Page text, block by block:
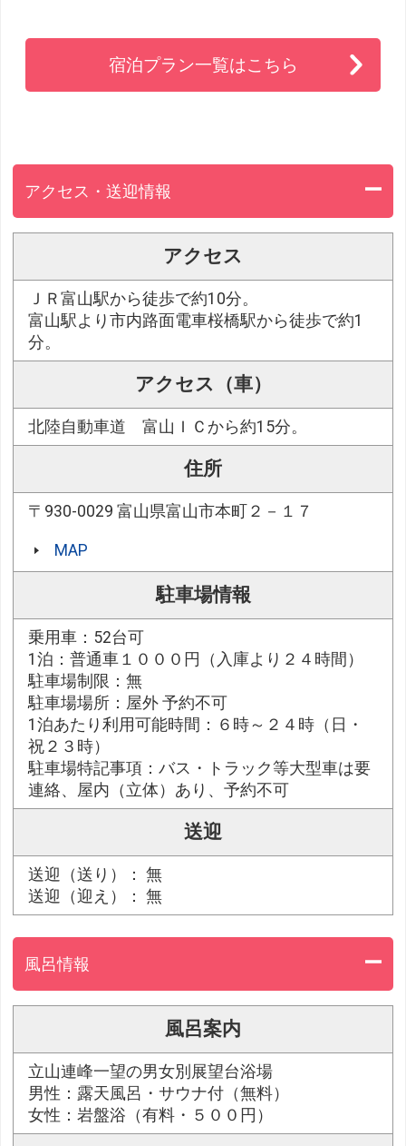
宿泊プラン一覧はこちら
アクセス・送迎情報
アクセス
ＪＲ富山駅から徒歩で約10分。
富山駅より市内路面電車桜橋駅から徒歩で約1
分。
アクセス（車）
北陸自動車道 富山ＩＣから約15分。
住所
〒930-0029 富山県富山市本町２－１７
MAP
駐車場情報
乗用車：52台可
1泊：普通車１０００円（入庫より２４時間）
駐車場制限：無
駐車場場所：屋外 予約不可
1泊あたり利用可能時間：６時～２４時（日・
祝２３時）
駐車場特記事項：バス・トラック等大型車は要
連絡、屋内（立体）あり、予約不可
送迎
送迎（送り）： 無
送迎（迎え）： 無
風呂情報
風呂案内
立山連峰一望の男女別展望台浴場
男性：露天風呂・サウナ付（無料）
女性：岩盤浴（有料・５００円）